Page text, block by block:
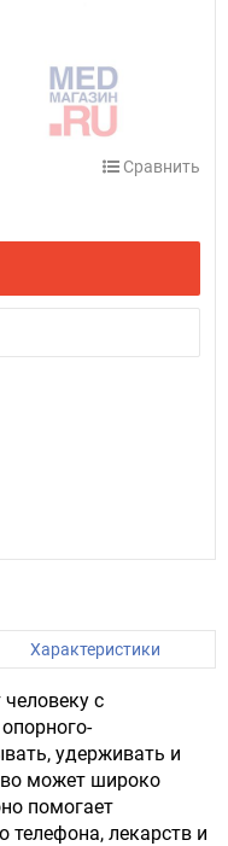
Сравнить
Характеристики
с
удерживать и
может широко
помогает
телефона, лекарств и